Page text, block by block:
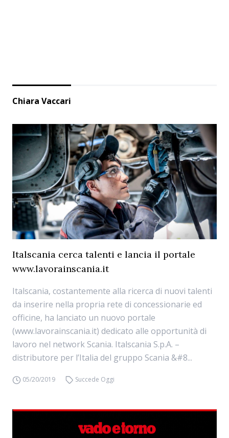
Chiara Vaccari
Italscania cerca talenti e lancia il portale
www.lavorainscania.it
Italscania, costantemente alla ricerca di nuovi talenti
da inserire nella propria rete di concessionarie ed
officine, ha lanciato un nuovo portale
(www.lavorainscania.it) dedicato alle opportunità di
lavoro nel network Scania. Italscania S.p.A. –
distributore per l’Italia del gruppo Scania &#8...
05/20/2019 Succede Oggi